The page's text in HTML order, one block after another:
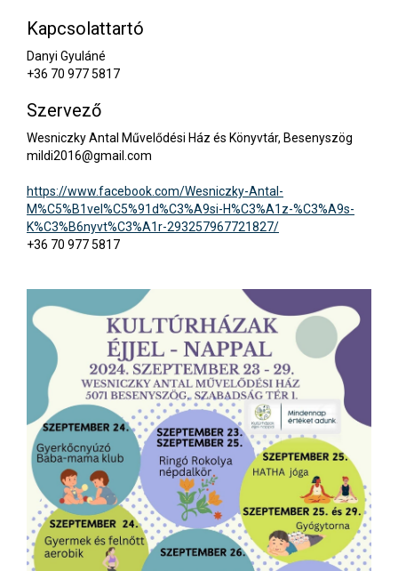
Kapcsolattartó
Danyi Gyuláné
+36 70 977 5817
Szervező
Wesniczky Antal Művelődési Ház és Könyvtár, Besenyszög
mildi2016@gmail.com
https://www.facebook.com/Wesniczky-Antal-
M%C5%B1vel%C5%91d%C3%A9si-H%C3%A1z-%C3%A9s-
K%C3%B6nyvt%C3%A1r-293257967721827/
+36 70 977 5817